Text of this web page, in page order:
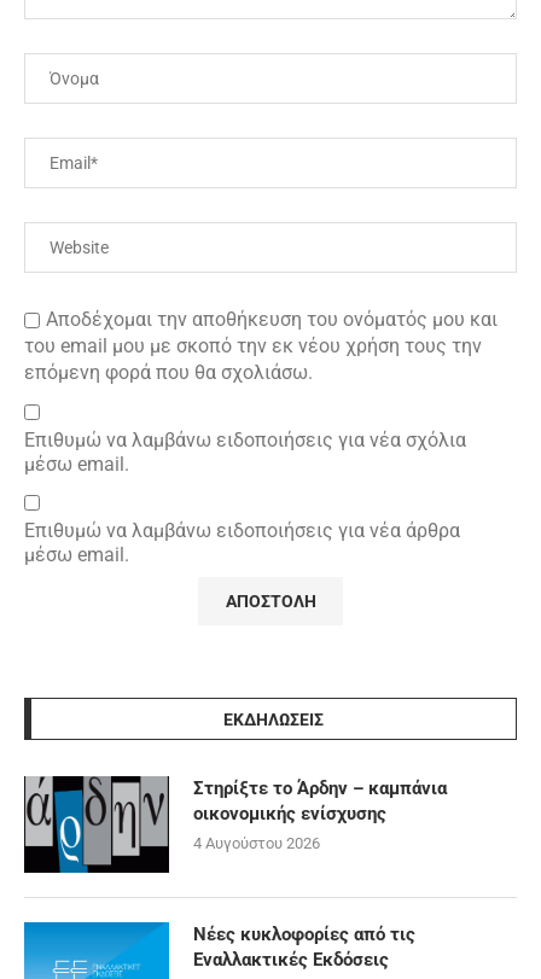
Αποδέχομαι την αποθήκευση του ονόματός μου και
του email μου με σκοπό την εκ νέου χρήση τους την
επόμενη φορά που θα σχολιάσω.
Επιθυμώ να λαμβάνω ειδοποιήσεις για νέα σχόλια
μέσω email.
Επιθυμώ να λαμβάνω ειδοποιήσεις για νέα άρθρα
μέσω email.
ΕΚΔΗΛΩΣΕΙΣ
Στηρίξτε το Άρδην – καμπάνια
οικονομικής ενίσχυσης
4 Αυγούστου 2026
Νέες κυκλοφορίες από τις
Εναλλακτικές Εκδόσεις